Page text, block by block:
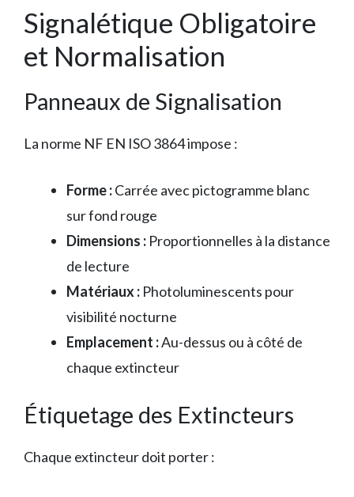
Signalétique Obligatoire
et Normalisation
Panneaux de Signalisation
La norme NF EN ISO 3864 impose :
Forme :Carrée avec pictogramme blanc
sur fond rouge
Dimensions : Proportionnelles à la distance
de lecture
Matériaux : Photoluminescents pour
visibilité nocturne
Emplacement :Au-dessus ou à côté de
chaque extincteur
Étiquetage des Extincteurs
Chaque extincteur doit porter :